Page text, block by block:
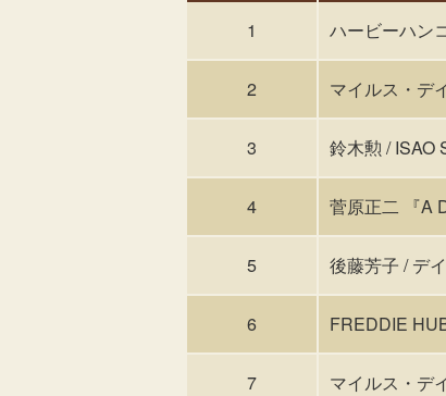
1 ハービーハン
2 マイルス・デ
3 鈴木勲 / ISAO
4 菅原正二 『A
5 後藤芳子 / デ
6 FREDDIE
7 マイルス・デ